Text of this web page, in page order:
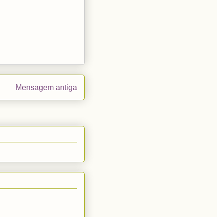
Mensagem antiga